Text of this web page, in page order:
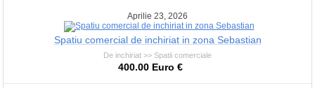
Aprilie 23, 2026
Spatiu comercial de inchiriat in zona Sebastian
De inchiriat >> Spatii comerciale
400.00 Euro €